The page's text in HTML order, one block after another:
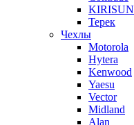
KIRISUN
Терек
Чехлы
Motorola
Hytera
Kenwood
Yaesu
Vector
Midland
Alan